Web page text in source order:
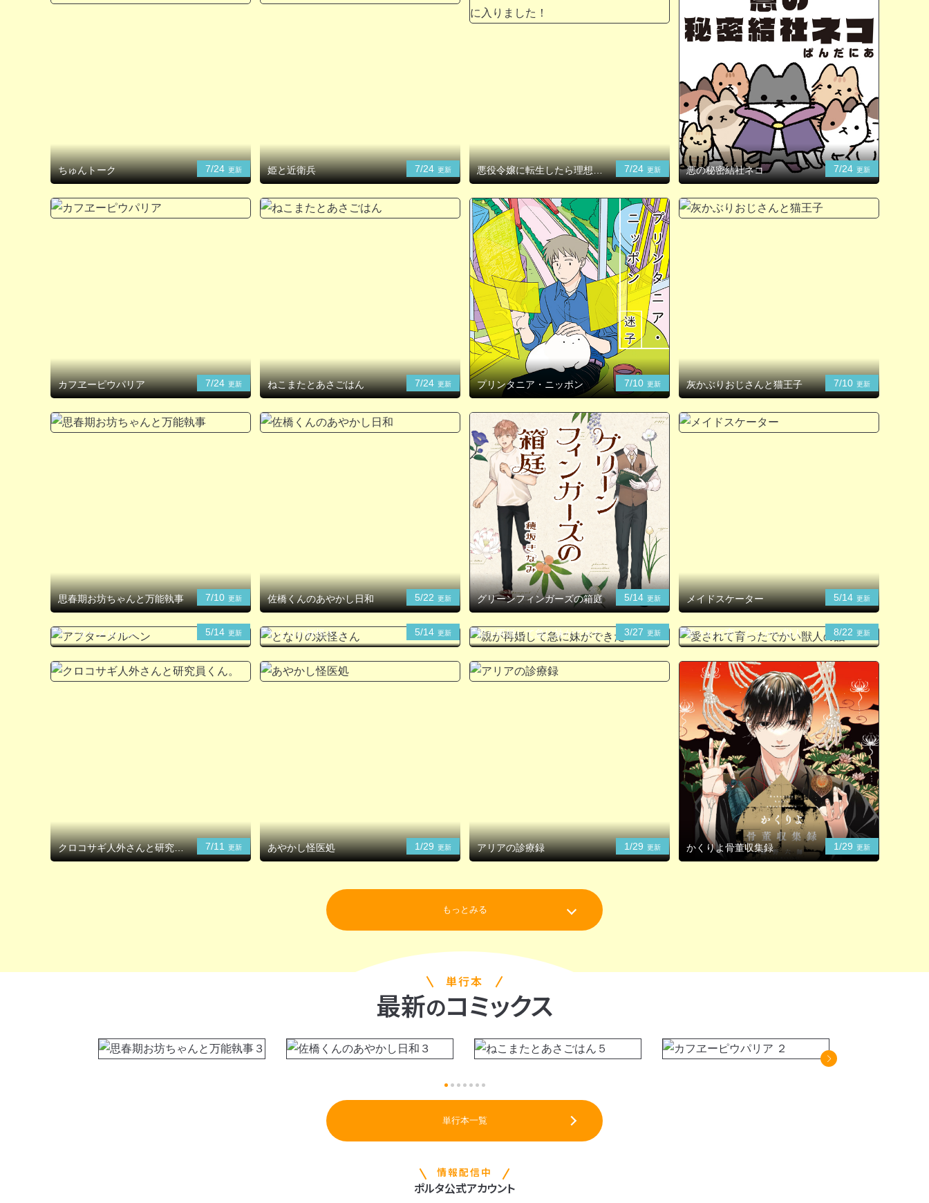
ちゅんトーク 7/24 更新 姫と近衛兵 7/24 更新
悪役令嬢に転生したら理想の
部屋が手に入りました！
7/24 更新 悪の秘密結社ネコ 7/24 更新
カフヱーピウパリア 7/24 更新 ねこまたとあさごはん 7/24 更新 プリンタニア・ニッポン 7/10 更新 灰かぶりおじさんと猫王子 7/10 更新
思春期お坊ちゃんと万能執事 7/10 更新 佐橋くんのあやかし日和 5/22 更新 グリーンフィンガーズの箱庭 5/14 更新 メイドスケーター 5/14 更新
アフターメルヘン 5/14 更新 となりの妖怪さん 5/14 更新 親が再婚して急に妹ができた 3/27 更新
愛されて育ったでかい獣人の
話
8/22 更新
クロコサギ人外さんと研究員
くん。
7/11 更新 あやかし怪医処 1/29 更新 アリアの診療録 1/29 更新 かくりよ骨董収集録 1/29 更新
もっとみる
単行本
最新のコミックス
単行本一覧
情報配信中
ポルタ公式アカウント